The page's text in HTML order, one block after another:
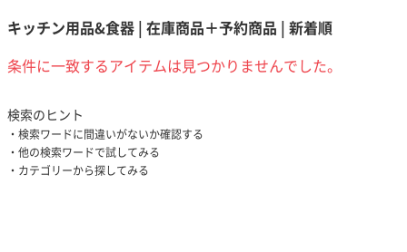
キッチン用品&食器 | 在庫商品＋予約商品 | 新着順
条件に一致するアイテムは見つかりませんでした。
検索のヒント
検索ワードに間違いがないか確認する
他の検索ワードで試してみる
カテゴリーから探してみる